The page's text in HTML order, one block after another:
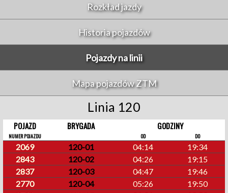
Rozkład jazdy
Historia pojazdów
Pojazdy na linii
Mapa pojazdów ZTM
Linia 120
POJAZD BRYGADA GODZINY
NUMER POJAZDU OD DO
2069 120-01 04:14
19:34
2843
120-02 04:26
19:15
2837
120-03 04:47
19:46
2770
120-04 05:26
19:50